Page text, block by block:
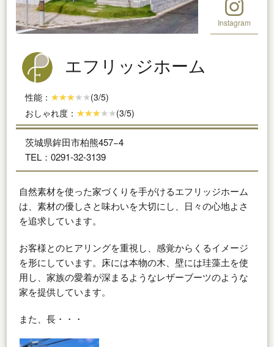
Instagram
エフリッジホーム
性能：
(3/5)
おしゃれ度：
(3/5)
茨城県鉾田市柏熊457−4
TEL：0291-32-3139
自然素材を使った家づくりを手がけるエフリッジホーム
は、素材の優しさと味わいを大切にし、日々の心地よさ
を追求しています。
お客様とのヒアリングを重視し、感覚からくるイメージ
を形にしています。床には本物の木、壁には珪藻土を使
用し、家族の愛着が深まるようなレザーブーツのような
家を提供しています。
また、長・・・